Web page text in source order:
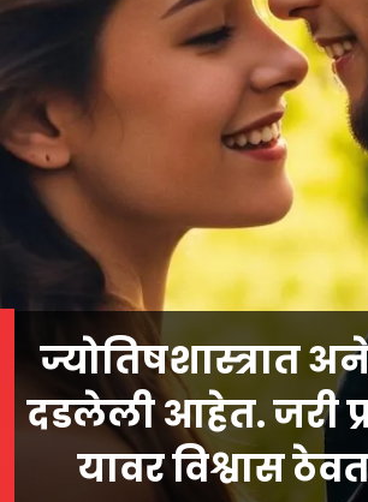
ज्योतिषशास्त्रात
दडलेली आहेत. जरी
यावर विश्वास